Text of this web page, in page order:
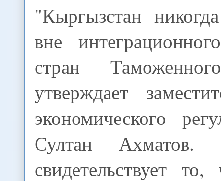
"Кыргызстан
вне
стран
утверждает
экономического
Султан
свидетельствует